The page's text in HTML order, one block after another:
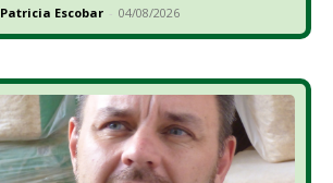
Patricia Escobar - 04/08/2026